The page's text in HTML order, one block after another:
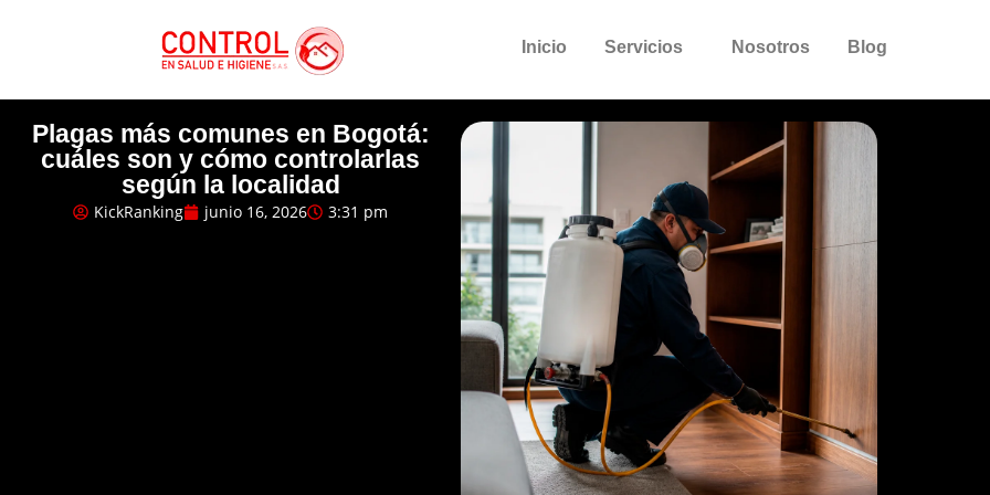
Inicio Servicios Nosotros Blog
Plagas más comunes en Bogotá:
cuáles son y cómo controlarlas
según la localidad
KickRanking junio 16, 2026 3:31 pm